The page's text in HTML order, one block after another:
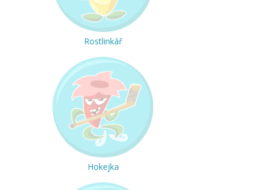
Rostlinkář
Hokejka